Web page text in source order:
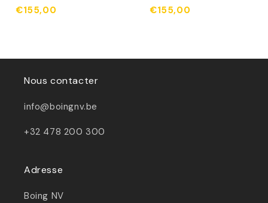
€155,00 €155,00
Nous contacter
info@boingnv.be
+32 478 200 300
Adresse
Boing NV